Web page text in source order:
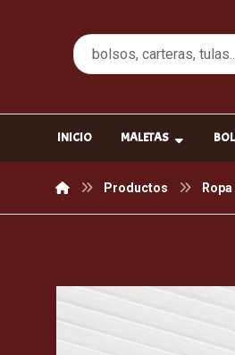
INICIO MALETAS
Productos Ropa